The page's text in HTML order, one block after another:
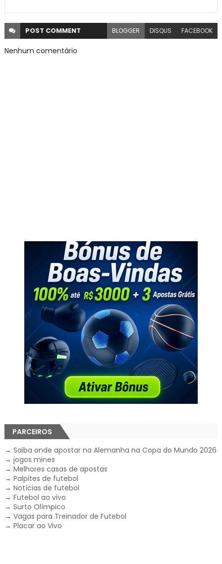
POST COMMENT BLOGGER DISQUS FACEBOOK
Nenhum comentário
PARCEIROS
→ Saiba onde apostar na Alemanha na Copa do Mundo 2026
→ jogos mines
→ Melhores casas de apostas
→ Palpites de futebol
→ Notícias de futebol
→ Futebol ao vivo
→ Surto Olímpico
→ Vagas para Treinador de Futebol
→ Placar ao Vivo